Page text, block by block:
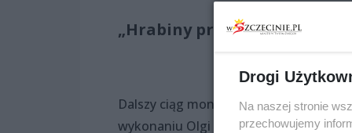
„Hrabiny przodem” –
Dalszy ciąg monologów o tajemnicach
wykonaniu Olgi Adamskiej. Będzie
Drogi
Na naszej stronie
przechowujemy